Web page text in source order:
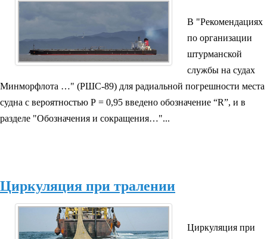
В "Рекомендациях
по организации
штурманской
службы на судах
Минморфлота …" (РШС-89) для радиальной погрешности места
судна с вероятностью Р = 0,95 введено обозначение “R”, и в
разделе "Обозначения и сокращения…"...
Циркуляция при тралении
Циркуляция при